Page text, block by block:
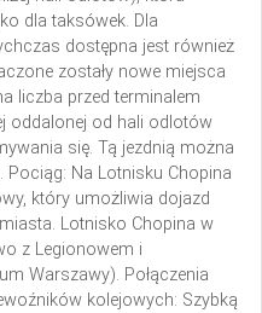
dla taksówek. Dla
dostępna jest również
zostały nowe miejsca
liczba przed terminalem
oddalonej od hali odlotów
się. Tą jezdnią można
Pociąg: Na Lotnisku Chopina
który umożliwia dojazd
Lotnisko Chopina w
z Legionowem i
Warszawy). Połączenia
kolejowych: Szybką